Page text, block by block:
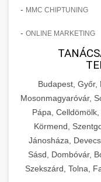
- MMC CHIPTUNING
- ONLINE MARKETING
Budapest, Győr,
Mosonmagyaróvár,
Pápa,
Körmend,
Jánosháza,
Sásd, Dombóvár,
Szekszárd, Tolna,